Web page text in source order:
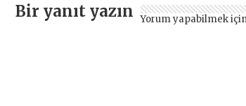
Bir yanıt yazın Yorum yapabilmek